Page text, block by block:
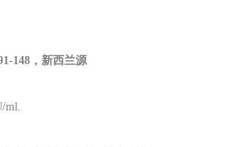
148，新西兰源
ml.